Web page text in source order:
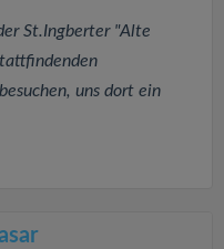
St.Ingberter "Alte
uns dort ein